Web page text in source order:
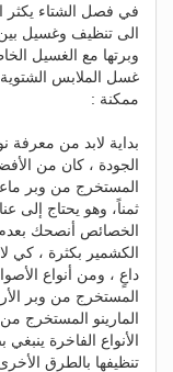
في فصل الشتاء يكثر
الى تنظيف وغسيل بين
وبرتها مع الغسيل
غسل الملابس
ممكنة :
بداية لابد من معرفة
الجودة ، كان من
المستخرج من وبر
ثمناً، وهو يحتاج إلى
الخصائص أنصحك
الكشمير بكثرة ، كي
داعٍ ، ومن أنواع
المستخرج من وبر
المارينو المستخرج
الأنواع الفاخرة
تنظيفها بالطرق